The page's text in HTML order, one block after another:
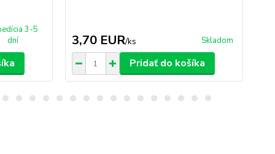
3-5
dní
3,70 EUR/ks Skladom
Pridať do košíka